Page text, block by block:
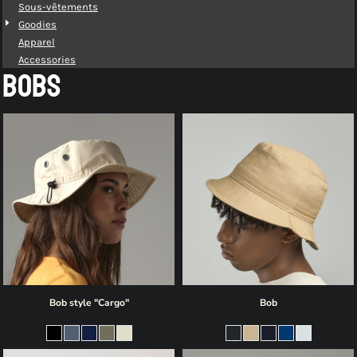
Sous-vêtements
Goodies
Apparel
Accessories
BOBS
Bob style "Cargo" Bob